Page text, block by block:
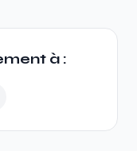
à :